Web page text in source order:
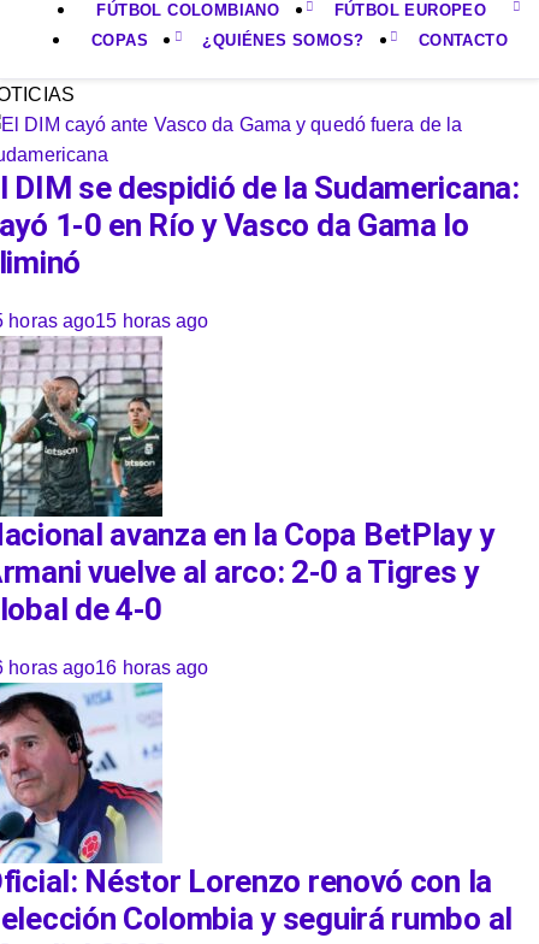
FÚTBOL COLOMBIANO
FÚTBOL EUROPEO
COPAS
¿QUIÉNES SOMOS? CONTACTO
DIM se despidió de la Sudamericana:
1-0 en Río y Vasco da Gama lo
horas ago15 horas ago
avanza en la Copa BetPlay y
vuelve al arco: 2-0 a Tigres y
de 4-0
horas ago16 horas ago
Néstor Lorenzo renovó con la
Colombia y seguirá rumbo al